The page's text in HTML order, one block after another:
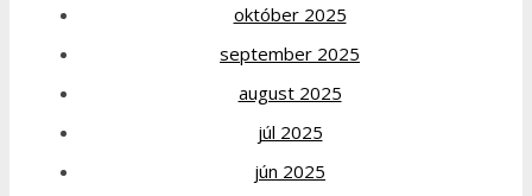
október 2025
september 2025
august 2025
júl 2025
jún 2025